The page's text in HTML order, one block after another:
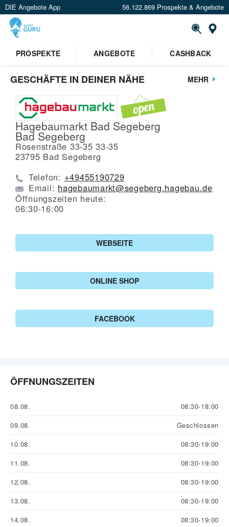
DIE Angebote App 56.122.869 Prospekte & Angebote
PROSPEKTE
ANGEBOTE CASHBACK
GESCHÄFTE IN DEINER NÄHE MEHR
Hagebaumarkt Bad Segeberg
Bad Segeberg
Rosenstraße 33-35 33-35
23795 Bad Segeberg
Telefon: +49455190729
Email: hagebaumarkt@segeberg.hagebau.de
Öffnungszeiten heute:
06:30-16:00
WEBSEITE
ONLINE SHOP
FACEBOOK
ÖFFNUNGSZEITEN
08.08.
08:30-18:00
09.08.
Geschlossen
10.08.
08:30-19:00
11.08.
08:30-19:00
12.08.
08:30-19:00
13.08.
08:30-19:00
14.08.
08:30-19:00